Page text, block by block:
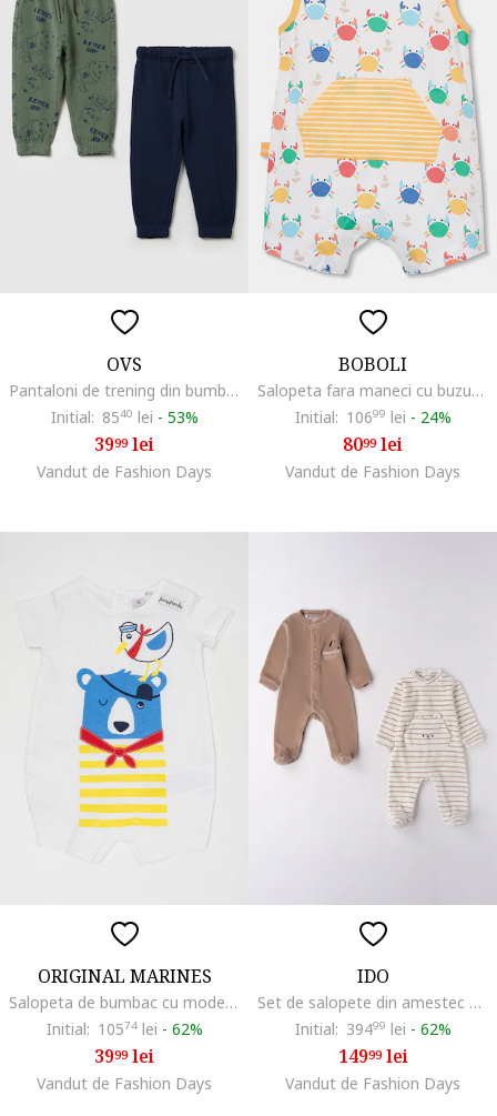
OVS
Pantaloni de trening din bumbac cu snur in talie - 2 perechi, Kaki/Bleumarin
Initial: 8540 lei - 53%
3999lei
Vandut de Fashion Days
BOBOLI
Salopeta fara maneci cu buzunar kangaroo, Alb/Galben
Initial: 10699 lei - 24%
8099lei
Vandut de Fashion Days
ORIGINAL MARINES
Salopeta de bumbac cu model grafic, Galben pai/Alb optic
Initial: 10574lei - 62%
3999lei
Vandut de Fashion Days
IDO
Set de salopete din amestec de bumbac - 2 piese, Alb fildes/Maro deschis
Initial: 39499 lei - 62%
14999lei
Vandut de Fashion Days